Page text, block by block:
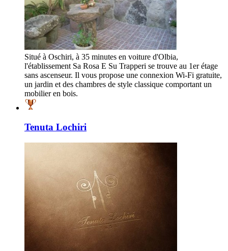
Situé à Oschiri, à 35 minutes en voiture d'Olbia,
l'établissement Sa Rosa E Su Trapperi se trouve au 1er étage
sans ascenseur. Il vous propose une connexion Wi-Fi gratuite,
un jardin et des chambres de style classique comportant un
mobilier en bois.
Tenuta Lochiri